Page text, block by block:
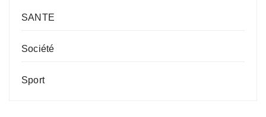
SANTE
Société
Sport